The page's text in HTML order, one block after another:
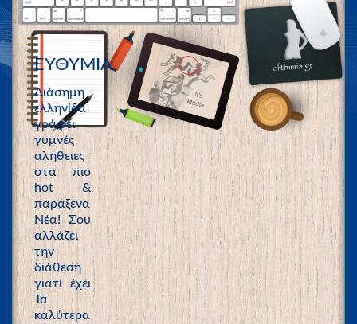
ΕΥΘΥΜΙΑ
Διάσημη
ελληνίδα
γράφει
γυμνές
αλήθειες
στα πιο
hot &
παράξενα
Νέα! Σου
αλλάζει
την
διάθεση
γιατί έχει
Τα
καλύτερα